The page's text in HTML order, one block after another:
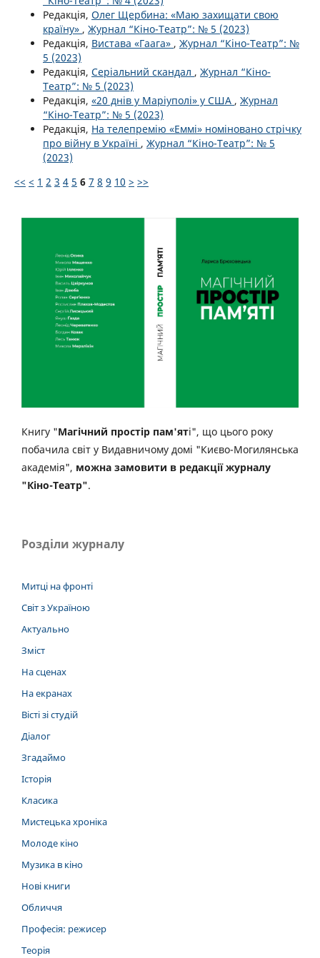
Редакція, Олег Щербина: «Маю захищати свою
країну» , Журнал “Кіно-Театр”: № 5 (2023)
Редакція, Вистава «Гаага» , Журнал “Кіно-Театр”: №
5 (2023)
Редакція, Серіальний скандал , Журнал “Кіно-
Театр”: № 5 (2023)
Редакція, «20 днів у Маріуполі» у США , Журнал
“Кіно-Театр”: № 5 (2023)
Редакція, На телепремію «Еммі» номіновано стрічку
про війну в Україні , Журнал “Кіно-Театр”: № 5
(2023)
<< < 1 2 3 4 5 6 7 8 9 10 > >>
Книгу "Магічний простір пам'яті", що цього року
побачила світ у Видавничому домі "Києво-Могилянська
академія", можна замовити в редакції журналу
"Кіно-Театр".
Розділи журналу
Митці на фронті
Світ з Україною
Актуально
Зміст
На сценах
На екранах
Вісті зі студій
Діалог
Згадаймо
Історія
Класика
Мистецька хроніка
Молоде кіно
Музика в кіно
Нові книги
Обличчя
Професія: режисер
Теорія